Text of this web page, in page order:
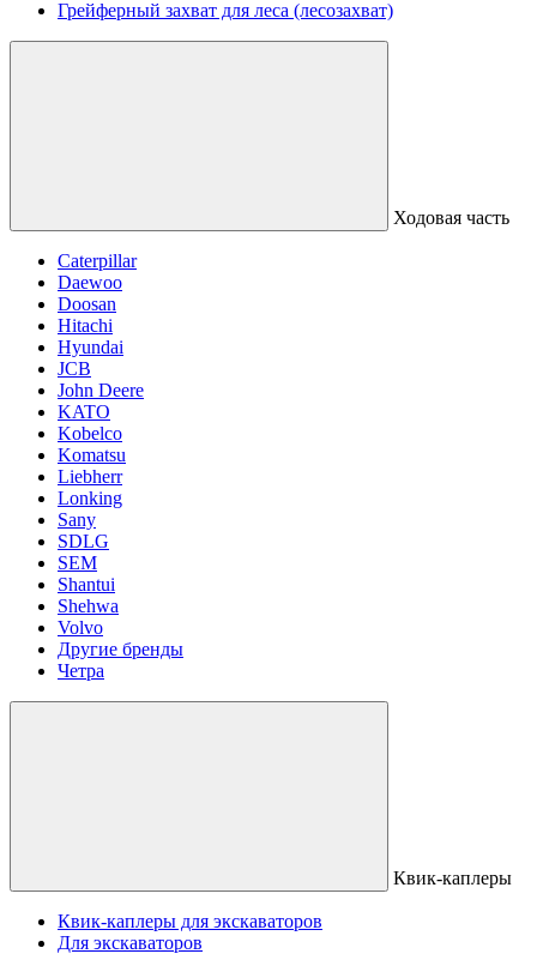
Грейферный захват для леса (лесозахват)
Ходовая часть
Caterpillar
Daewoo
Doosan
Hitachi
Hyundai
JCB
John Deere
KATO
Kobelco
Komatsu
Liebherr
Lonking
Sany
SDLG
SEM
Shantui
Shehwa
Volvo
Другие бренды
Четра
Квик-каплеры
Квик-каплеры для экскаваторов
Для экскаваторов